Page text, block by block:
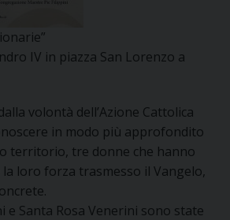
IV in piazza San Lorenzo a
volontà dell’Azione Cattolica
in modo più approfondito
territorio, tre donne che hanno
loro forza trasmesso il Vangelo,
e Santa Rosa Venerini sono state